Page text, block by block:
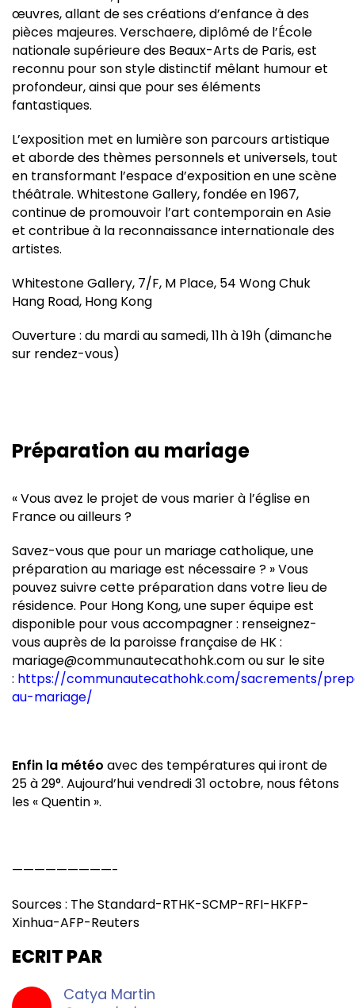
œuvres, allant de ses créations d’enfance à des
pièces majeures. Verschaere, diplômé de l’École
nationale supérieure des Beaux-Arts de Paris, est
reconnu pour son style distinctif mêlant humour et
profondeur, ainsi que pour ses éléments
fantastiques.
L’exposition met en lumière son parcours artistique
et aborde des thèmes personnels et universels, tout
en transformant l’espace d’exposition en une scène
théâtrale. Whitestone Gallery, fondée en 1967,
continue de promouvoir l’art contemporain en Asie
et contribue à la reconnaissance internationale des
artistes.
Whitestone Gallery, 7/F, M Place, 54 Wong Chuk
Hang Road, Hong Kong
Ouverture : du mardi au samedi, 11h à 19h (dimanche
sur rendez-vous)
Préparation au mariage
« Vous avez le projet de vous marier à l’église en
France ou ailleurs ?
Savez-vous que pour un mariage catholique, une
préparation au mariage est nécessaire ? » Vous
pouvez suivre cette préparation dans votre lieu de
résidence. Pour Hong Kong, une super équipe est
disponible pour vous accompagner : renseignez-
vous auprès de la paroisse française de HK :
mariage@communautecathohk.com ou sur le site
: https://communautecathohk.com/sacrements/
au-mariage/
Enfin la météo avec des températures qui iront de
25 à 29°. Aujourd’hui vendredi 31 octobre, nous fêtons
les « Quentin ».
—————————-
Sources : The Standard-RTHK-SCMP-RFI-HKFP-
Xinhua-AFP-Reuters
ECRIT PAR
Catya Martin